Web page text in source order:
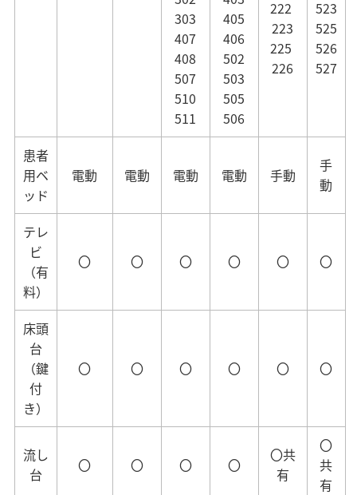
303
407
408
507
510
511
405
406
502
503
505
506
222
223
225
226
523
525
526
527
患者
用ベ
ッド
電動 電動 電動 電動 手動
手
動
テレ
ビ
（有
料）
〇 〇 〇 〇 〇 〇
床頭
台
（鍵
付
き）
〇 〇 〇 〇 〇 〇
流し
台
〇 〇 〇 〇
〇共
有
〇
共
有